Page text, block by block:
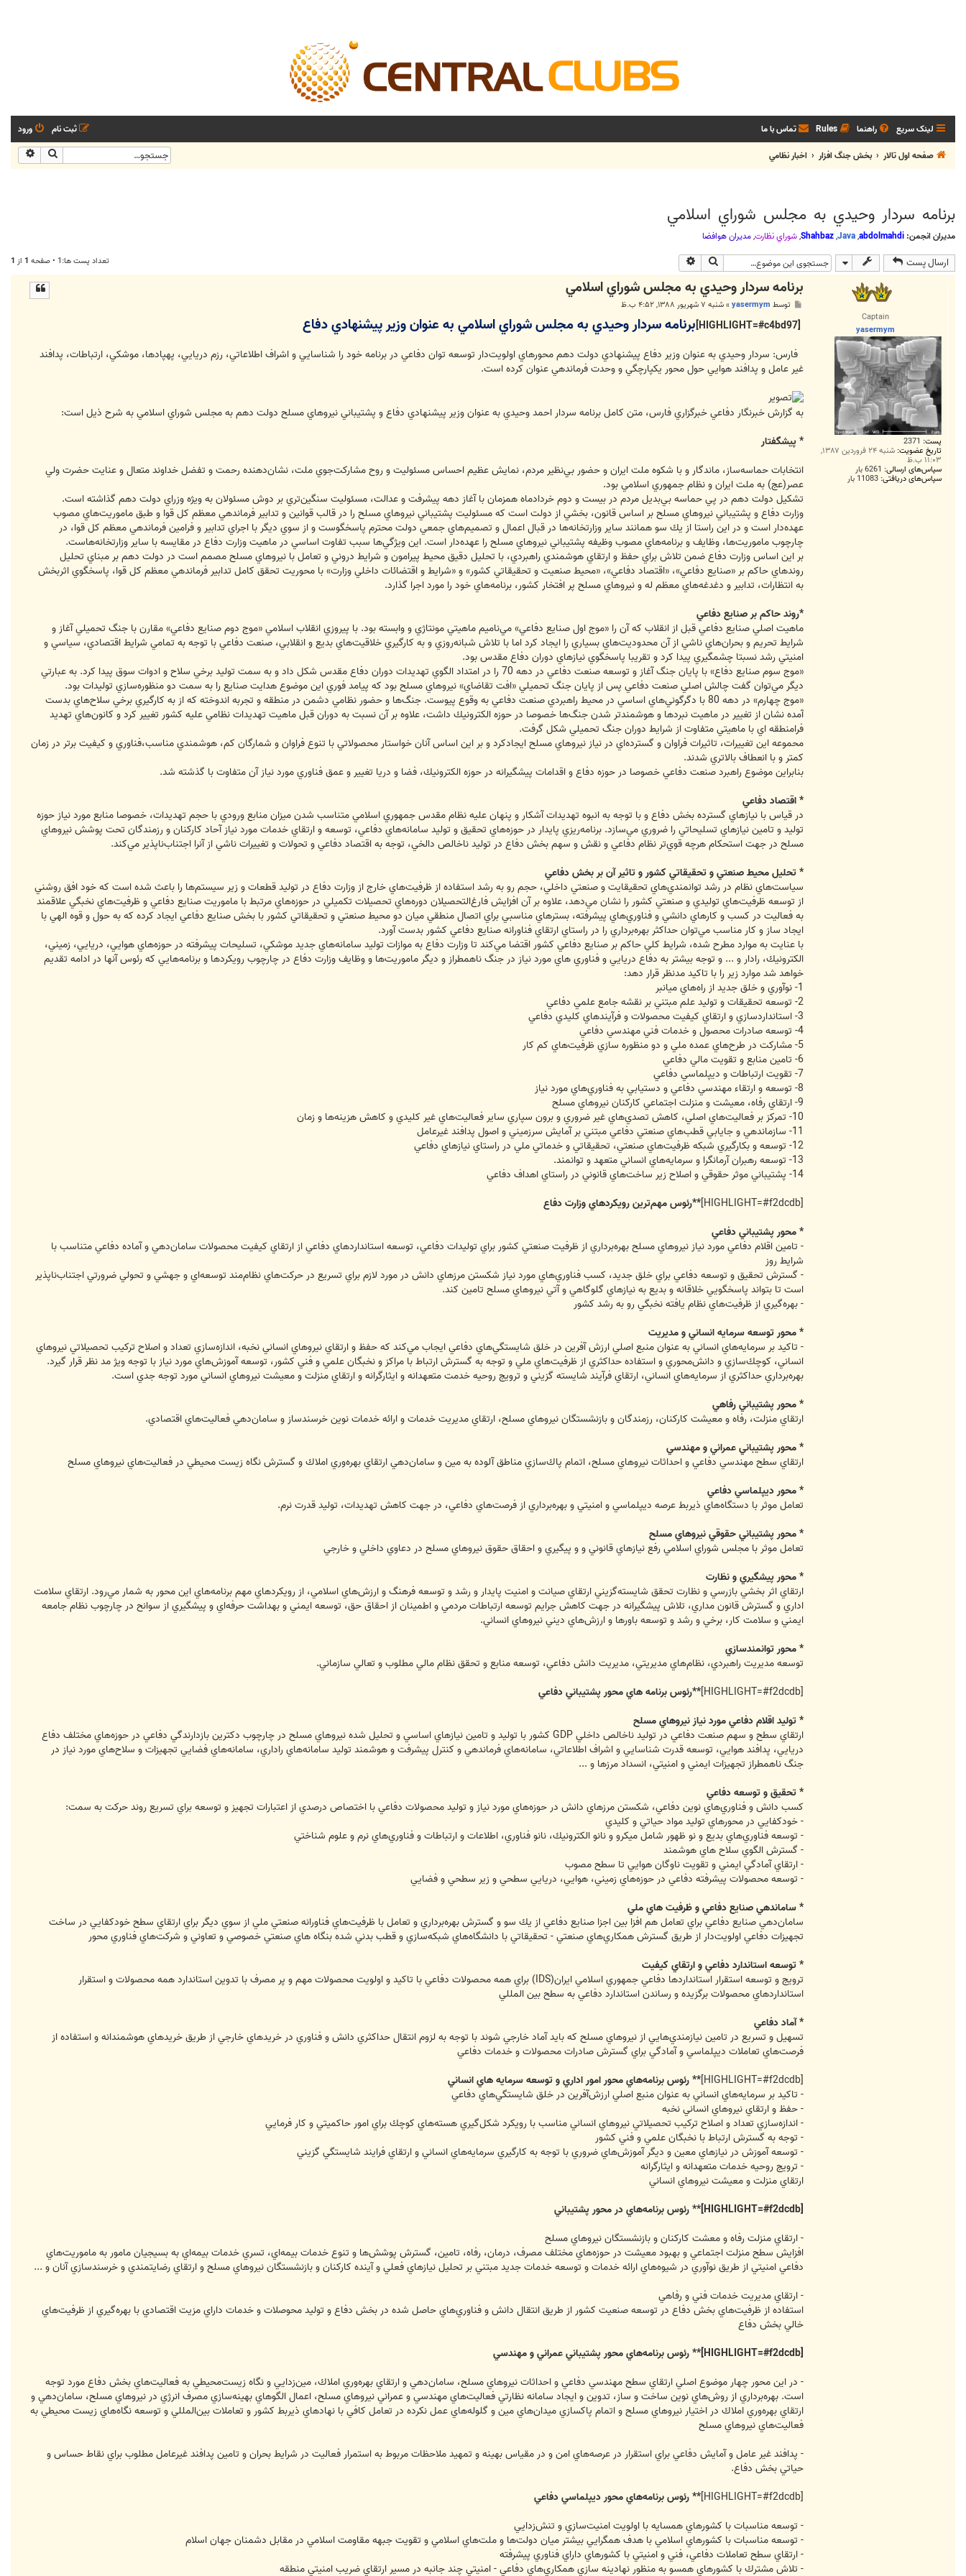
لینک سریع راهنما Rules تماس با ما ورود
ثبت نام
صفحه اول تالار
بخش جنگ افزار اخبار نظامي جستجو
برنامه سردار وحيدي به مجلس شوراي اسلامي
مدیران انجمن: abdolmahdi
,
Java
,
Shahbaz
,شوراي نظارت,مديران هوافضا
ارسال پست جستجو تعداد پست ها:1 • صفحه 1 از 1
Captain
yasermym
پست: 2371
تاریخ عضویت: شنبه ۲۴ فروردین ۱۳۸۷,
۱۱:۰۳ ب.ظ
سپاس‌های ارسالی: 6261 بار
سپاس‌های دریافتی: 11083 بار
برنامه سردار وحيدي به مجلس شوراي اسلامي
ت
توسط yasermym
»شنبه ۷ شهریور ۱۳۸۸, ۴:۵۲ ب.ظ
[HIGHLIGHT=#c4bd97] برنامه سردار وحيدي به مجلس شوراي اسلامي به عنوان وزير پيشنهادي دفاع
فارس: سردار وحيدي به عنوان وزير دفاع پيشنهادي دولت دهم محورهاي اولويت‌دار توسعه توان دفاعي در برنامه خود را شناسايي و اشراف اطلاعاتي، رزم دريايي، پهپادها، موشكي، ارتباطات، پدافند
غير عامل و پدافند هوايي حول محور يكپارچگي و وحدت فرماندهي عنوان كرده است.
به گزارش خبرنگار دفاعي خبرگزاري فارس، متن كامل برنامه‌ سردار احمد وحيدي به عنوان وزير پيشنهادي دفاع و پشتيباني نيروهاي مسلح دولت دهم به مجلس شوراي اسلامي به شرح ذيل است:
* پيشگفتار
انتخابات حماسه‌ساز، ماندگار و با شكوه ملت ايران و حضور بي‌نظير مردم، نمايش عظيم احساس مسئوليت و روح مشاركت‌جوي ملت، نشان‌دهنده رحمت و تفضل خداوند متعال و عنايت حضرت ولي
عصر(عج) به ملت ايران و نظام جمهوري اسلامي بود.
تشكيل دولت دهم در پي حماسه بي‌بديل مردم در بيست و دوم خردادماه همزمان با آغاز دهه پيشرفت و عدالت، مسئوليت سنگين‌تري بر دوش مسئولان به ويژه وزراي دولت دهم گذاشته است.
وزارت دفاع و پشتيباني نيروهاي مسلح بر اساس قانون، بخشي از دولت است كه مسئوليت پشتيباني نيروهاي مسلح را در قالب قوانين و تدابير فرماندهي معظم كل قوا و طبق ماموريت‌هاي مصوب
عهده‌دار است و در اين راستا از يك سو همانند ساير وزارتخانه‌ها در قبال اعمال و تصميم‌هاي جمعي دولت محترم پاسخگوست و از سوي ديگر با اجراي تدابير و فرامين فرماندهي معظم كل قوا، در
چارچوب ماموريت‌ها، وظايف و برنامه‌هاي مصوب وظيفه پشتيباني نيروهاي مسلح را عهده‌دار است. اين ويژگي‌ها سبب تفاوت اساسي در ماهيت وزارت دفاع در مقايسه با ساير وزارتخانه‌هاست.
بر اين اساس وزارت دفاع ضمن تلاش براي حفظ و ارتقاي هوشمندي راهبردي، با تحليل دقيق محيط پيرامون و شرايط دروني و تعامل با نيروهاي مسلح مصمم است در دولت دهم بر مبناي تحليل
روندهاي حاكم بر «صنايع دفاعي»، «اقتصاد دفاعي»، «محيط صنعيت و تحقيقاتي كشور» و «شرايط و اقتضائات داخلي وزارت» با محوريت تحقق كامل تدابير فرماندهي معظم كل قوا، پاسخگوي اثربخش
به انتظارات، تدابير و دغدغه‌هاي معظم له و نيروهاي مسلح پر افتخار كشور، برنامه‌هاي خود را مورد اجرا گذارد.
*روند حاكم بر صنايع دفاعي
ماهيت اصلي صنايع دفاعي قبل از انقلاب كه آن را «موج اول صنايع دفاعي» مي‌ناميم ماهيتي مونتاژي و وابسته بود. با پيروزي انقلاب اسلامي «موج دوم صنايع دفاعي» مقارن با جنگ تحميلي آغاز و
شرايط تحريم و بحران‌هاي ناشي از آن محدوديت‌هاي بسياري را ايجاد كرد اما با تلاش شبانه‌روزي و به كارگيري خلاقيت‌هاي بديع و انقلابي، صنعت دفاعي با توجه به تمامي شرايط اقتصادي، سياسي و
امنيتي رشد نسبتا چشمگيري پيدا كرد و تقريبا پاسخگوي نيازهاي دوران دفاع مقدس بود.
«موج سوم صنايع دفاع» با پايان جنگ آغاز و توسعه صنعت دفاعي در دهه 70 را در امتداد الگوي تهديدات دوران دفاع مقدس شكل داد و به سمت توليد برخي سلاح و ادوات سوق پيدا كرد. به عبارتي
ديگر مي‌توان گفت چالش اصلي صنعت دفاعي پس از پايان جنگ تحميلي «افت تقاضاي» نيروهاي مسلح بود كه پيامد فوري اين موضوع هدايت‌ صنايع را به سمت دو منظوره‌سازي توليدات بود.
«موج چهارم» در دهه 80 با دگرگوني‌هاي اساسي در محيط راهبردي صنعت دفاعي به وقوع پيوست. جنگ‌ها و حضور نظامي دشمن در منطقه و تجربه اندوخته كه از به كارگيري برخي سلاح‌هاي بدست
آمده نشان از تغيير در ماهيت نبردها و هوشمندتر شدن جنگ‌ها خصوصا در حوزه الكترونيك داشت، علاوه بر آن نسبت به دوران قبل ماهيت تهديدات نظامي عليه كشور تغيير كرد و كانون‌هاي تهديد
فرامنطقه اي با ماهيتي متفاوت از شرايط دوران جنگ تحميلي شكل گرفت.
محموعه اين تغييرات، تاثيرات فراوان و گسترده‌‌اي در نياز نيروهاي مسلح ايجادكرد و بر اين اساس آنان خواستار محصولاتي با تنوع فراوان و شمارگان كم، هوشمندي مناسب،‌فناوري و كيفيت برتر در زمان
كمتر و با انعطاف بالاتري شدند.
بنابراين موضوع راهبرد صنعت دفاعي خصوصا در حوزه دفاع و اقدامات پيشگيرانه در حوزه الكترونيك، فضا و دريا تغيير و عمق فناوري مورد نياز آن متفاوت با گذشته شد.
* اقتصاد دفاعي
در قياس با نيازهاي گسترده بخش دفاع و با توجه به انبوه تهديدات آشكار و پنهان عليه نظام مقدس جمهوري اسلامي متناسب شدن ميزان منابع ورودي با حجم تهديدات، خصوصا منابع مورد نياز حوزه
توليد و تامين نيازهاي تسليحاتي را ضروري مي‌سازد. برنامه‌ريزي پايدار در حوزه‌هاي تحقيق و توليد سامانه‌هاي دفاعي،‌ توسعه و ارتقاي خدمات مورد نياز آحاد كاركنان و رزمندگان تحت پوشش نيروهاي
مسلح در جهت استحكام هرچه قوي‌تر نظام دفاعي و نقش و سهم بخش دفاع در توليد ناخالص دالخي، توجه به اقتصاد دفاعي و تحولات و تغييرات ناشي از آنرا اجتناب‌ناپذير مي‌كند.
* تحليل محيط صنعتي و تحقيقاتي كشور و تاثير آن بر بخش دفاعي
سياست‌هاي نظام در رشد توانمندي‌هاي تحقيقايت و صنعتي داخلي، حجم رو به رشد استفاده از ظرفيت‌هاي خارج از وزارت دفاع در توليد قطعات و زير سيستم‌ها را باعث شده است كه خود افق روشني
از توسعه ظرفيت‌هاي توليدي و صنعتي كشور را نشان مي‌دهد، علاوه بر آن افزايش فارغ‌التحصيلان دوره‌هاي تحصيلات تكميلي در حوزه‌هاي مرتبط با ماموريت صنايع دفاعي و ظرفيت‌هاي نخبگي علاقمند
به فعاليت در كسب و كارهاي دانشي و فناوري‌هاي پيشرفته، بسترهاي مناسبي براي اتصال منطقي ميان دو محيط صنعتي و تحقيقاتي كشور با بخش صنايع دفاعي ايجاد كرده كه به حول و قوه الهي با
ايجاد ساز و كار مناسب مي‌توان حداكثر بهره‌برداري را در راستاي ارتقاي فناورانه صنايع دفاعي كشور بدست آورد.
با عنايت به موارد مطرح شده، شرايط كلي حاكم بر صنايع دفاعي كشور اقتضا مي‌كند تا وزارت دفاع به موازات توليد سامانه‌هاي جديد موشكي، تسليحات پيشرفته در حوزه‌هاي هوايي، دريايي، زميني،
الكترونيك، رادار و ... و توجه بيشتر به دفاع دريايي و فناوري هاي مورد نياز در جنگ ناهمطراز و ديگر ماموريت‌ها و وظايف وزارت دفاع در چارچوب رويكردها و برنامه‌هايي كه رئوس آنها در ادامه تقديم
خواهد شد موارد زير را با تاكيد مدنظر قرار دهد:
1- نوآوري و خلق جديد از راه‌هاي ميانبر
2- توسعه تحقيقات و توليد علم مبتني بر نقشه جامع علمي دفاعي
3- استانداردسازي و ارتقاي كيفيت محصولات و فرآيندهاي كليدي دفاعي
4- توسعه صادرات محصول و خدمات فني مهندسي دفاعي
5- مشاركت در طرح‌هاي عمده ملي و دو منظوره سازي ظرفيت‌هاي كم كار
6- تامين منابع و تقويت مالي دفاعي
7- تقويت ارتباطات و ديپلماسي دفاعي
8- توسعه و ارتقاء مهندسي دفاعي و دستيابي به فناوري‌هاي مورد نياز
9- ارتقاي رفاه، معيشت و منزلت اجتماعي كاركنان نيروهاي مسلح
10- تمركز بر فعاليت‌هاي اصلي، كاهش تصدي‌هاي غير ضروري و برون سپاري ساير فعاليت‌هاي غير كليدي و كاهش هزينه‌ها و زمان
11- سازماندهي و جايابي قطب‌هاي صنعتي دفاعي مبتني بر آمايش سرزميني و اصول پدافند غيرعامل
12- توسعه و بكارگيري شبكه ظرفيت‌هاي صنعتي، تحقيقاتي و خدماتي ملي در راستاي نيازهاي دفاعي
13- توسعه رهبران آرمانگرا و سرمايه‌هاي انساني متعهد و توانمند.
14- پشتيباني موثر حقوقي و اصلاح زير ساخت‌هاي قانوني در راستاي اهداف دفاعي
[HIGHLIGHT=#f2dcdb]
**رئوس مهم‌ترين رويكردهاي وزارت دفاع
* محور پشتيباني دفاعي
- تامين اقلام دفاعي مورد نياز نيروهاي مسلح بهره‌برداري از ظرفيت صنعتي كشور براي توليدات دفاعي، توسعه استانداردهاي دفاعي از ارتقاي كيفيت محصولات سامان‌دهي و آماده دفاعي متناسب با
شرايط روز
- گسترش تحقيق و توسعه دفاعي براي خلق جديد، كسب فناوري‌هاي مورد نياز شكستن مرزهاي دانش در مورد لازم براي تسريع در حركت‌هاي نظام‌مند توسعه‌اي و جهشي و تحولي ضرورتي اجتناب‌ناپذير
است تا بتواند پاسخگويي خلاقانه و بديع به نيازهاي گلوگاهي و آتي نيروهاي مسلح تامين كند.
- بهره‌گيري از ظرفيت‌هاي نظام يافته نخبگي رو به رشد كشور
* محور توسعه سرمايه انساني و مديريت
- تاكيد بر سرمايه‌هاي انساني به عنوان منبع اصلي ارزش‌ آفرين در خلق شايستگي‌هاي دفاعي ايجاب مي‌كند كه حفظ و ارتقاي نيروهاي انساني نخبه، اندازه‌سازي تعداد و اصلاح تركيب تحصيلاتي نيروهاي
انساني، كوچك‌سازي و دانش‌محوري و استفاده حداكثري از ظرفيت‌هاي ملي و توجه به گسترش ارتباط با مراكز و نخبگان علمي و فني كشور، توسعه آموزش‌هاي مورد نياز با توجه ويژ مد نظر قرار گيرد.
بهره‌برداري حداكثري از سرمايه‌هاي انساني، ارتقاي فرآيند شايسته گزيني و ترويج روحيه خدمت متعهدانه و ايثارگرانه و ارتقاي منزلت و معيشت نيروهاي انساني مورد توجه جدي است.
* محور پشتيباني رفاهي
ارتقاي منزلت، رفاه و معيشت كاركنان، رزمندگان و بازنشستگان نيروهاي مسلح، ارتقاي مديريت خدمات و ارائه خدمات نوين خرسندساز و سامان‌دهي فعاليت‌هاي اقتصادي.
* محور پشتيباني عمراني و مهندسي
ارتقاي سطح مهندسي دفاعي و احداثات نيروهاي مسلح، اتمام پاك‌سازي مناطق آلوده به مين و سامان‌دهي ارتقاي بهره‌وري املاك و گسترش نگاه زيست محيطي در فعاليت‌هاي نيروهاي مسلح
* محور ديپلماسي دفاعي
تعامل موثر با دستگاه‌هاي ذيربط عرصه ديپلماسي و امنيتي و بهره‌برداري از فرصت‌هاي دفاعي، در جهت كاهش تهديدات، توليد قدرت نرم.
* محور پشتيباني حقوقي نيروهاي مسلح
تعامل موثر با مجلس شوراي اسلامي رفع نيازهاي قانوني و و پيگيري و احقاق حقوق نيروهاي مسلح در دعاوي داخلي و خارجي
* محور پيشگيري و نظارت
ارتقاي اثر بخشي بازرسي و نظارت تحقق شايسته‌گزيني ارتقاي صيانت و امنيت پايدار و رشد و توسعه فرهنگ و ارزش‌هاي اسلامي، از رويكردهاي مهم برنامه‌هاي اين محور به شمار مي‌رود. ارتقاي سلامت
اداري و گسترش قانون مداري، تلاش پيشگيرانه در جهت كاهش جرايم توسعه ارتباطات مردمي و اطمينان از احقاق حق، توسعه ايمني و بهداشت حرفه‌اي و پيشگيري از سوانح در چارچوب نظام جامعه
ايمني و سلامت كار، برخي و رشد و توسعه باورها و ارزش‌هاي ديني نيروهاي انساني.
* محور توانمندسازي
توسعه مديريت راهبردي، نظام‌هاي مديريتي، مديريت دانش دفاعي، توسعه منابع و تحقق نظام مالي مطلوب و تعالي سازماني.
[HIGHLIGHT=#f2dcdb]
**رئوس برنامه هاي محور پشتيباني دفاعي
* توليد اقلام دفاعي مورد نياز نيروهاي مسلح
ارتقاي سطح و سهم صنعت دفاعي در توليد ناخالص داخلي GDP كشور با توليد و تامين نيازهاي اساسي و تحليل شده نيروهاي مسلح در چارچوب دكترين بازدارندگي دفاعي در حوزه‌هاي مختلف دفاع
دريايي، پدافند هوايي، توسعه قدرت شناسايي و اشراف اطلاعاتي، سامانه‌هاي فرماندهي و كنترل پيشرفت و هوشمند توليد سامانه‌هاي راداري، سامانه‌هاي فضايي تجهيزات و سلاح‌هاي مورد نياز در
جنگ ناهمطراز تجهيزات ايمني و امنيتي، انسداد مرزها و ...
* تحقيق و توسعه دفاعي
كسب دانش و فناوري‌هاي نوين دفاعي، شكستن مرزهاي دانش در حوزه‌هاي مورد نياز و توليد محصولات دفاعي با اختصاص درصدي از اعتبارات تجهيز و توسعه براي تسريع روند حركت به سمت:
- خودكفايي در محورهاي توليد مواد حياتي و كليدي
- توسعه فناوري‌هاي بديع و نو ظهور شامل ميكرو و نانو الكترونيك، نانو فناوري، اطلاعات و ارتباطات و فناوري‌هاي نرم و علوم شناختي
- گسترش الگوي سلاح هاي هوشمند
- ارتقاي آمادگي ايمني و تقويت ناوگان هوايي تا سطح مصوب
- توسعه محصولات پيشرفته دفاعي در حوزه‌هاي زميني، هوايي، دريايي سطحي و زير سطحي و فضايي
* ساماندهي صنايع دفاعي و ظرفيت هاي ملي
سامان‌دهي صنايع دفاعي براي تعامل هم افزا بين اجزا صنايع دفاعي از يك سو و گسترش بهره‌برداري و تعامل با ظرفيت‌هاي فناورانه صنعتي ملي از سوي ديگر براي ارتقاي سطح خودكفايي در ساخت
تجهيزات دفاعي اولويت‌دار از طريق گسترش همكاري‌هاي صنعتي - تحقيقاتي با دانشگاه‌هاي شبكه‌سازي و قطب بدني شده بنگاه هاي صنعتي خصوصي و تعاوني و شركت‌هاي فناوري محور
* توسعه استاندارد دفاعي و ارتقاي كيفيت
ترويج و توسعه استقرار استانداردها دفاعي جمهوري اسلامي ايران(IDS) براي همه محصولات دفاعي با تاكيد و اولويت محصولات مهم و پر مصرف با تدوين استاندارد همه محصولات و استقرار
استانداردهاي محصولات برگزيده و رساندن استاندارد دفاعي به سطح بين المللي
* آماد دفاعي
تسهيل و تسريع در تامين نيازمندي‌هايي از نيروهاي مسلح كه بايد آماد خارجي شوند با توجه به لزوم انتقال حداكثري دانش و فناوري در خريدهاي خارجي از طريق خريد‌هاي هوشمندانه و استفاده از
فرصت‌هاي تعاملات ديپلماسي و آمادگي براي گسترش صادرات محصولات و خدمات دفاعي
[HIGHLIGHT=#f2dcdb]
** رئوس برنامه‌هاي محور امور اداري و توسعه سرمايه هاي انساني
- تاكيد بر سرمايه‌هاي انساني به عنوان منبع اصلي ارزش‌آفرين در خلق شايستگي‌هاي دفاعي
- حفظ و ارتقاي نيروهاي انساني نخبه
- اندازه‌سازي تعداد و اصلاح تركيب تحصيلاتي نيروهاي انساني مناسب با رويكرد شكل‌گيري هسته‌هاي كوچك براي امور حاكميتي و كار فرمايي
- توجه به گسترش ارتباط با نخبگان علمي و فني كشور
- توسعه آموزش در نيازهاي معين و ديگر آموزش‌هاي ضروري با توجه به كارگيري سرمايه‌هاي انساني و ارتقاي فرايند شايستگي گزيني
- ترويج روحيه خدمات متعهدانه و ايثارگرانه
ارتقاي منزلت و معيشت نيروهاي انساني
[HIGHLIGHT=#f2dcdb]** رئوس برنامه‌هاي در محور پشتيباني
- ارتقاي منزلت رفاه و معشت كاركنان و بازنشستگان نيروهاي مسلح
افزايش سطح منزلت اجتماعي و بهبود معيشت در حوزه‌هاي مختلف مصرف، درمان، رفاه، تامين، گسترش پوشش‌ها و تنوع خدمات بيمه‌اي، تسري خدمات بيمه‌اي به بسيجيان مامور به ماموريت‌هاي
دفاعي امنيتي از طريق نوآوري در شيوه‌هاي ارائه خدمات و توسعه خدمات جديد مبتني بر تحليل نيازهاي فعلي و آينده كاركنان و بازنشستگان نيروهاي مسلح و ارتقاي رضايتمندي و خرسندسازي آنان و ...
- ارتقاي مديريت خدمات فني و رفاهي
استفاده از ظرفيت‌هاي بخش دفاع در توسعه صنعيت كشور از طريق انتقال دانش و فناوري‌هاي حاصل شده در بخش دفاع و توليد محوصلات و خدمات داراي مزيت اقتصادي با بهره‌گيري از ظرفيت‌هاي
خالي بخش دفاع
[HIGHLIGHT=#f2dcdb]** رئوس برنامه‌هاي محور پشتيباني عمراني و مهندسي
- در اين محور چهار موضوع اصلي ارتقاي سطح مهندسي دفاعي و احداثات نيروهاي مسلح، سامان‌دهي و ارتقاي بهره‌وري املاك، مين‌زدايي و نگاه زيست‌محيطي به فعاليت‌هاي بخش دفاع مورد توجه
است. بهره‌برداري از روش‌هاي نوين ساخت ‌و ساز، تدوين و ايجاد سامانه نظارتي فعاليت‌هاي مهندسي و عمراني نيروهاي مسلح، اعمال الگوهاي بهينه‌سازي مصرف انرژي در نيروهاي مسلح، سامان‌دهي و
ارتقاي بهره‌وري املاك در اختيار نيروهاي مسلح و اتمام پاكسازي ميدان‌هاي مين و گلوله‌هاي عمل نكرده در تعامل كافي با نهادهاي ذيربط كشور و تعاملات بين‌المللي و توسعه نگاه‌هاي زيست محيطي به
فعاليت‌هاي نيروهاي مسلح
- پدافند غير عامل و آمايش دفاعي براي استقرار در عرصه‌هاي امن و در مقياس بهينه و تمهيد ملاحظات مربوط به استمرار فعاليت در شرايط بحران و تامين پدافند غيرعامل مطلوب براي نقاط حساس و
حياتي بخش دفاع.
[HIGHLIGHT=#f2dcdb]
** رئوس برنامه‌هاي محور ديپلماسي دفاعي
- توسعه مناسبات با كشورهاي همسايه با اولويت امنيت‌سازي و تنش‌زدايي
- توسعه مناسبات با كشورهاي اسلامي با هدف همگرايي بيشتر ميان دولت‌ها و ملت‌هاي اسلامي و تقويت جبهه مقاومت اسلامي در مقابل دشمنان جهان اسلام
- ارتقاي سطح تعاملات دفاعي، فني و امنيتي با كشورهاي داراي فناوري پيشرفته
- تلاش مشترك با كشورهاي همسو به منظور نهادينه سازي همكاري‌هاي دفاعي - امنيتي چند جانبه در مسير ارتقاي ضريب امنيتي منطقه